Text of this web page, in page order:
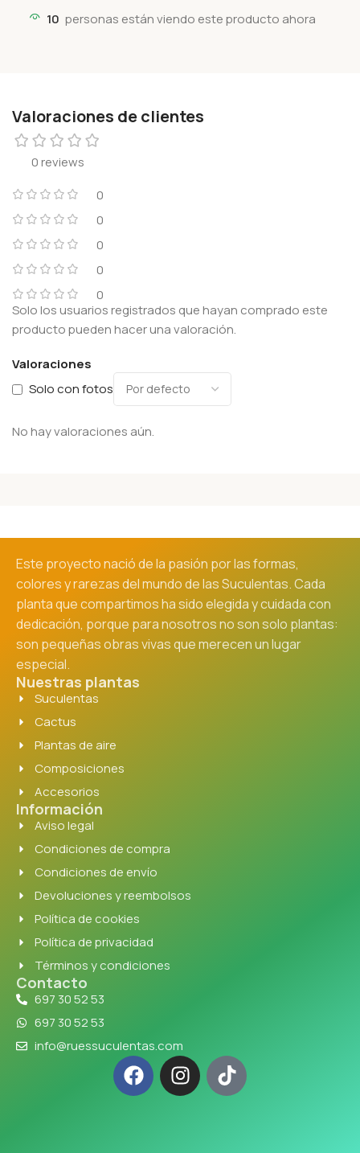
10 personas están viendo este producto ahora
Valoraciones de clientes
0 reviews
0
0
0
0
0
Valoraciones
Solo con fotos
No hay valoraciones aún.
Solo los usuarios registrados que hayan comprado este
producto pueden hacer una valoración.
Este proyecto nació de la pasión por las formas,
colores y rarezas del mundo de las Suculentas. Cada
planta que compartimos ha sido elegida y cuidada con
dedicación, porque para nosotros no son solo plantas:
son pequeñas obras vivas que merecen un lugar
especial.
Nuestras plantas
Suculentas
Cactus
Plantas de aire
Composiciones
Accesorios
Información
Aviso legal
Condiciones de compra
Condiciones de envío
Devoluciones y reembolsos
Política de cookies
Política de privacidad
Términos y condiciones
Contacto
697 30 52 53
697 30 52 53
info@ruessuculentas.com